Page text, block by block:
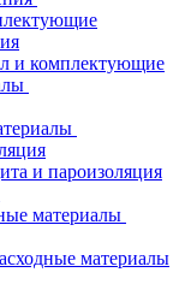
и комплектующие
и пароизоляция
материалы
материалы